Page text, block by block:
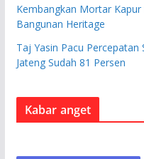
Kembangkan Mortar
Bangunan Heritage
Taj Yasin Pacu Percepatan
Jateng Sudah 81 Persen
Kabar anget